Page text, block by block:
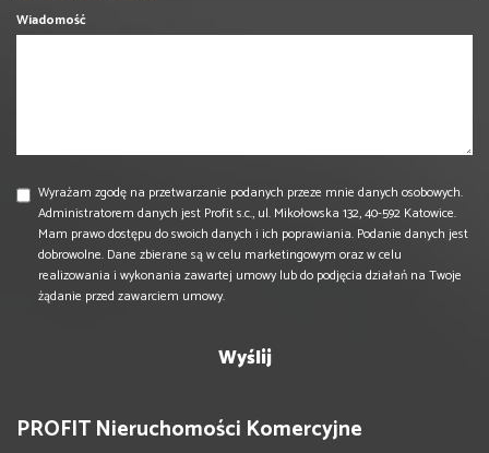
Wiadomość
Wyrażam zgodę na przetwarzanie podanych przeze mnie danych osobowych.
Administratorem danych jest Profit s.c., ul. Mikołowska 132, 40-592 Katowice.
Mam prawo dostępu do swoich danych i ich poprawiania. Podanie danych jest
dobrowolne. Dane zbierane są w celu marketingowym oraz w celu
realizowania i wykonania zawartej umowy lub do podjęcia działań na Twoje
żądanie przed zawarciem umowy.
PROFIT Nieruchomości Komercyjne